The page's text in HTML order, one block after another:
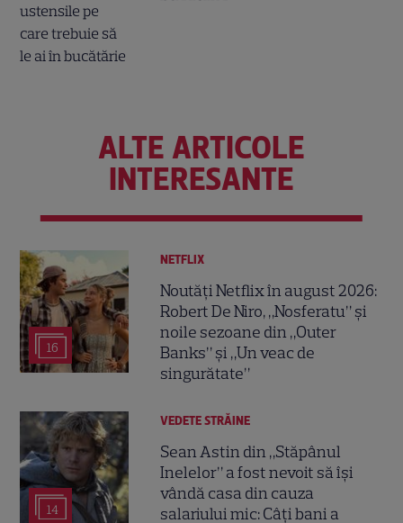
ALTE ARTICOLE
INTERESANTE
16
NETFLIX
Noutăți Netflix în august 2026:
Robert De Niro, „Nosferatu” și
noile sezoane din „Outer
Banks” și „Un veac de
singurătate”
14
VEDETE STRĂINE
Sean Astin din „Stăpânul
Inelelor” a fost nevoit să își
vândă casa din cauza
salariului mic: Câți bani a